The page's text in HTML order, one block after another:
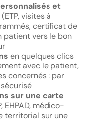
et
(ETP, visites à
certificat de
patient vers le bon
en quelques clics
avec le patient,
concernés : par
sur une carte
EHPAD, médico-
territorial sur une